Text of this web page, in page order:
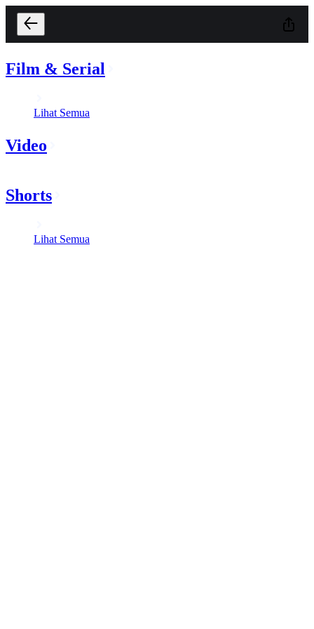
Film & Serial
Lihat Semua
Video
Shorts
Lihat Semua